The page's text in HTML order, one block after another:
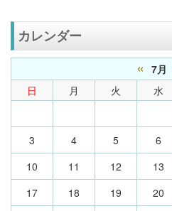
カレンダー
« 7月
日 月 火 水
3
4 5 6
10
11 12 13
17
18 19 20